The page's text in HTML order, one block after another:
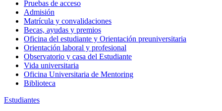
Pruebas de acceso
Admisión
Matrícula y convalidaciones
Becas, ayudas y premios
Oficina del estudiante y Orientación preuniversitaria
Orientación laboral y profesional
Observatorio y casa del Estudiante
Vida universitaria
Oficina Universitaria de Mentoring
Biblioteca
Estudiantes